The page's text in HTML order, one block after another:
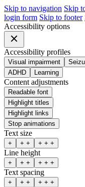
Skip to navigation Skip
login form Skip to footer
Accessibility options
Accessibility profiles
Visual impairment
ADHD
Learning
Content adjustments
Readable font
Highlight titles
Highlight links
Stop animations
Text size
+ + + + + +
Line height
+ + + + + +
Text spacing
+ + + + + +